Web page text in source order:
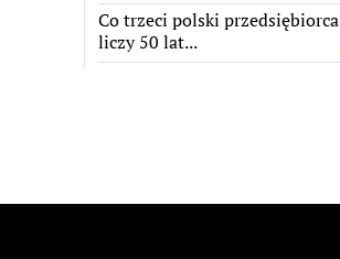
Co trzeci polski przedsiębiorca
liczy 50 lat...